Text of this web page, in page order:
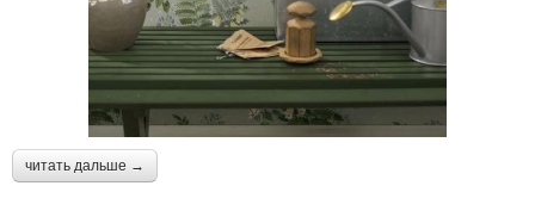
читать дальше →